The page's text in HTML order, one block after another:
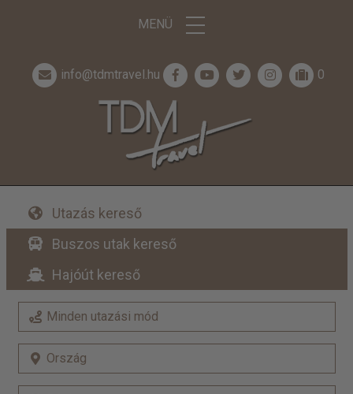
MENÜ
info@tdmtravel.hu 0
Utazás kereső
Buszos utak kereső
Hajóút kereső